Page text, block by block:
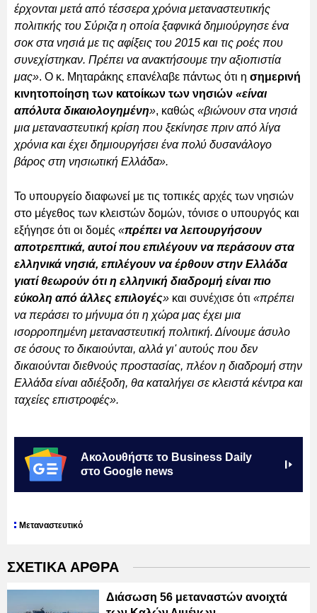
έρχονται μετά από τέσσερα χρόνια μεταναστευτικής
πολιτικής του Σύριζα η οποία ξαφνικά δημιούργησε ένα
σοκ στα νησιά με τις αφίξεις του 2015 και τις ροές που
συνεχίστηκαν. Πρέπει να ανακτήσουμε την αξιοπιστία
μας». Ο κ. Μηταράκης επανέλαβε πάντως ότι η σημερινή
κινητοποίηση των κατοίκων των νησιών «είναι
απόλυτα δικαιολογημένη», καθώς «βιώνουν στα νησιά
μια μεταναστευτική κρίση που ξεκίνησε πριν από λίγα
χρόνια και έχει δημιουργήσει ένα πολύ δυσανάλογο
βάρος στη νησιωτική Ελλάδα».
Το υπουργείο διαφωνεί με τις τοπικές αρχές των νησιών
στο μέγεθος των κλειστών δομών, τόνισε ο υπουργός και
εξήγησε ότι οι δομές «πρέπει να λειτουργήσουν
αποτρεπτικά, αυτοί που επιλέγουν να περάσουν στα
ελληνικά νησιά, επιλέγουν να έρθουν στην Ελλάδα
γιατί θεωρούν ότι η ελληνική διαδρομή είναι πιο
εύκολη από άλλες επιλογές» και συνέχισε ότι «πρέπει
να περάσει το μήνυμα ότι η χώρα μας έχει μια
ισορροπημένη μεταναστευτική πολιτική. Δίνουμε άσυλο
σε όσους το δικαιούνται, αλλά γι' αυτούς που δεν
δικαιούνται διεθνούς προστασίας, πλέον η διαδρομή στην
Ελλάδα είναι αδιέξοδη, θα καταλήγει σε κλειστά κέντρα και
ταχείες επιστροφές».
Ακολουθήστε το Business Daily
στο Google news
Μεταναστευτικό
ΣΧΕΤΙΚΑ ΑΡΘΡΑ
Διάσωση 56 μεταναστών ανοιχτά